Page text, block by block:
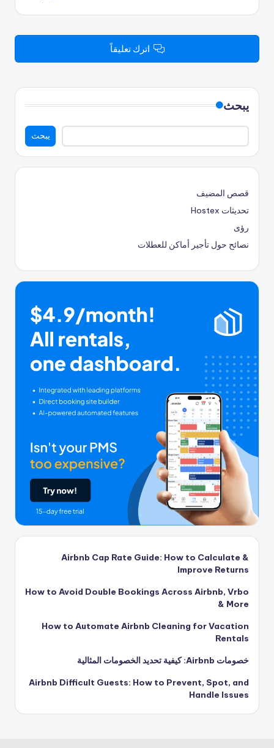
اترك تعليقاً
يبحث
يبحث
قصص المضيف
تحديثات Hostex
رؤى
نصائح حول تأجير أماكن للعطلات
Airbnb Cap Rate Guide: How to Calculate &
Improve Returns
How to Avoid Double Bookings Across Airbnb, Vrbo
& More
How to Automate Airbnb Cleaning for Vacation
Rentals
خصومات Airbnb: كيفية تحديد الخصومات المثالية
Airbnb Difficult Guests: How to Prevent, Spot, and
Handle Issues